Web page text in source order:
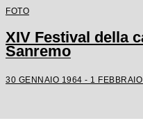
FOTO
XIV Festival della
Sanremo
30 GENNAIO 1964 - 1